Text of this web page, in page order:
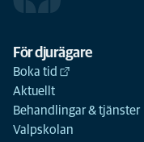
För djurägare
Boka tid
Aktuellt
Behandlingar & tjänster
Valpskolan